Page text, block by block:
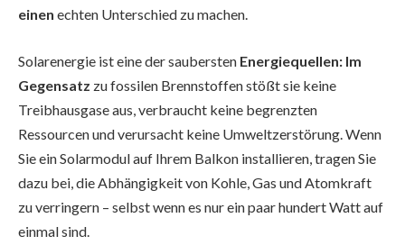
einen echten Unterschied zu machen.
Solarenergie ist eine der saubersten Energiequellen: Im
Gegensatz zu fossilen Brennstoffen stößt sie keine
Treibhausgase aus, verbraucht keine begrenzten
Ressourcen und verursacht keine Umweltzerstörung. Wenn
Sie ein Solarmodul auf Ihrem Balkon installieren, tragen Sie
dazu bei, die Abhängigkeit von Kohle, Gas und Atomkraft
zu verringern – selbst wenn es nur ein paar hundert Watt auf
einmal sind.